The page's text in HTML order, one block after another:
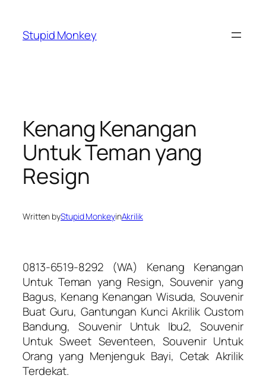
content
Stupid Monkey
Kenang Kenangan
Untuk Teman yang
Resign
Written byStupid MonkeyinAkrilik
0813-6519-8292 (WA) Kenang Kenangan
Untuk Teman yang Resign, Souvenir yang
Bagus, Kenang Kenangan Wisuda, Souvenir
Buat Guru, Gantungan Kunci Akrilik Custom
Bandung, Souvenir Untuk Ibu2, Souvenir
Untuk Sweet Seventeen, Souvenir Untuk
Orang yang Menjenguk Bayi, Cetak Akrilik
Terdekat.